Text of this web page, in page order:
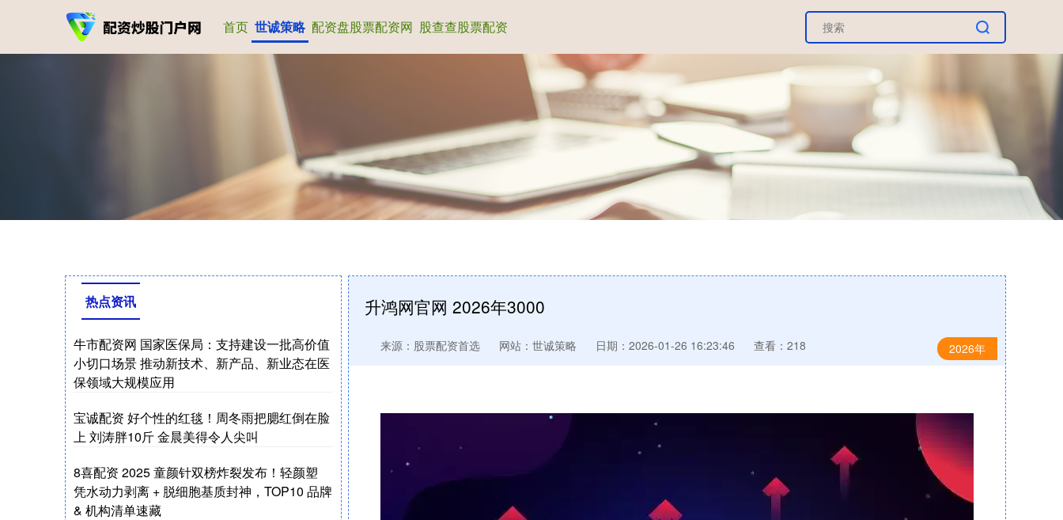
首页 世诚策略 配资盘股票配资网 股查查股票配资
升鸿网官网 2026年3000
2026年
来源：股票配资首选 网站：世诚策略 日期：2026-01-26 16:23:46 查看：218
热点资讯
牛市配资网 国家医保局：支持建设一批高价值
小切口场景 推动新技术、新产品、新业态在医
保领域大规模应用
宝诚配资 好个性的红毯！周冬雨把腮红倒在脸
上 刘涛胖10斤 金晨美得令人尖叫
8喜配资 2025 童颜针双榜炸裂发布！轻颜塑
凭水动力剥离 + 脱细胞基质封神，TOP10 品牌
& 机构清单速藏